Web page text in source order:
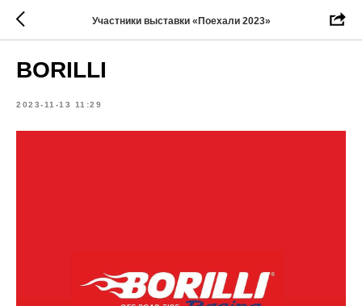
Участники выставки «Поехали 2023»
BORILLI
2023-11-13 11:29